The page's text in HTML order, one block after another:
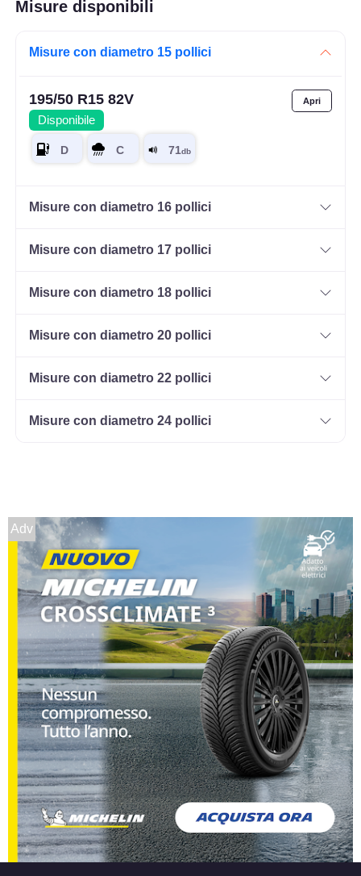
Misure disponibili
Misure con diametro 15 pollici
195/50 R15 82V
Disponibile
Misure con diametro 16 pollici
Misure con diametro 17 pollici
Misure con diametro 18 pollici
Misure con diametro 20 pollici
Misure con diametro 22 pollici
Misure con diametro 24 pollici
Adv